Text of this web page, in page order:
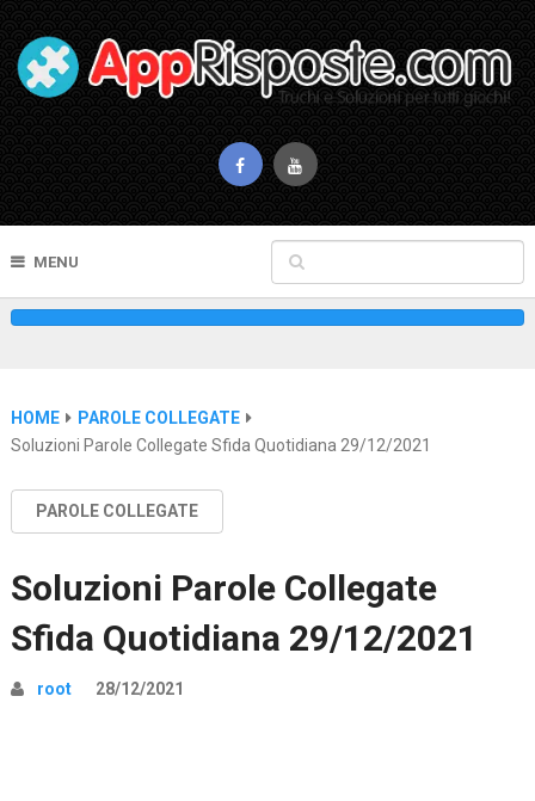
MENU
HOME
PAROLE COLLEGATE
Soluzioni Parole Collegate Sfida Quotidiana 29/12/2021
PAROLE COLLEGATE
Soluzioni Parole Collegate
Sfida Quotidiana 29/12/2021
root 28/12/2021